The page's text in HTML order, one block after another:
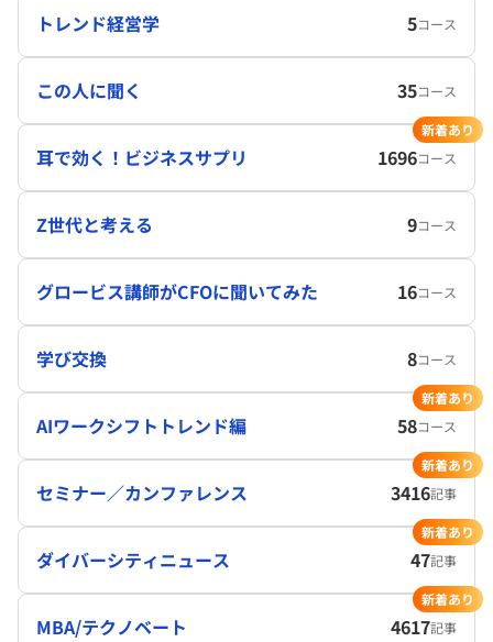
トレンド経営学 5コース
この人に聞く 35コース
耳で効く！ビジネスサプリ 1696コース
新着あり
Z世代と考える 9コース
グロービス講師がCFOに聞いてみた 16コース
学び交換 8コース
AIワークシフトトレンド編 58コース
新着あり
セミナー／カンファレンス 3416記事
新着あり
ダイバーシティニュース 47記事
新着あり
MBA/テクノベート 4617記事
新着あり